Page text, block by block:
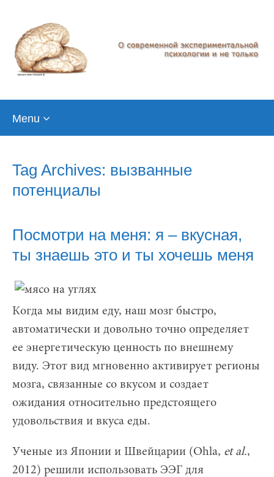
Menu
Tag Archives: вызванные
потенциалы
Посмотри на меня: я – вкусная,
ты знаешь это и ты хочешь меня
Когда мы видим еду, наш мозг быстро,
автоматически и довольно точно определяет
ее энергетическую ценность по внешнему
виду. Этот вид мгновенно активирует регионы
мозга, связанные со вкусом и создает
ожидания относительно предстоящего
удовольствия и вкуса еды.
Ученые из Японии и Швейцарии (Ohla, et al.,
2012) решили использовать ЭЭГ для